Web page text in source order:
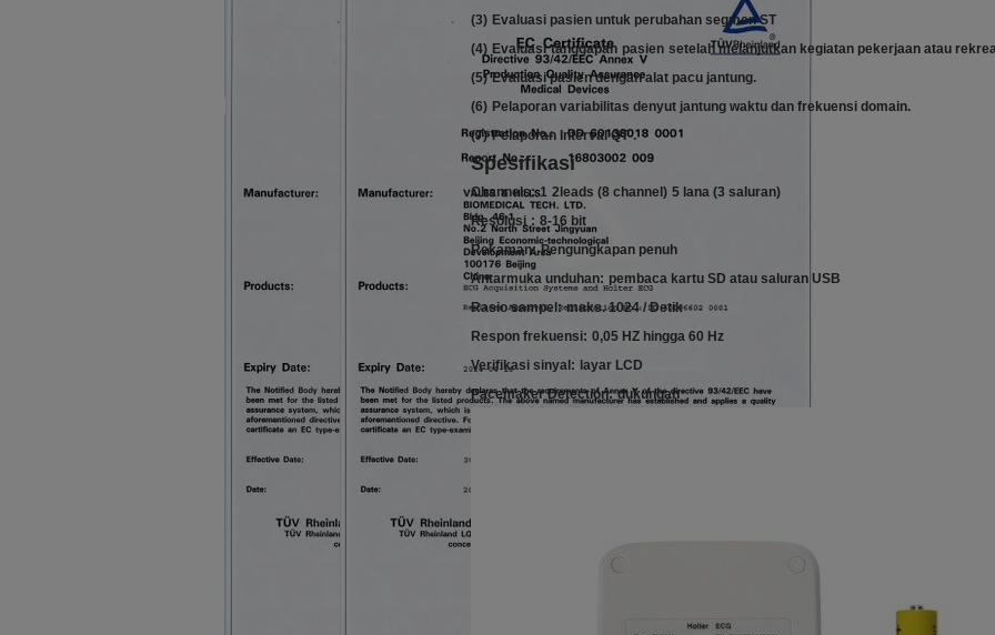
(3) Evaluasi pasien untuk perubahan segmen ST
(4) Evaluasi tanggapan pasien setelah melanjutkan kegiatan pekerjaan atau
(5) Evaluasi pasien dengan alat pacu jantung.
(6) Pelaporan variabilitas denyut jantung waktu dan frekuensi domain.
(7) Pelaporan Interval QT .
Spesifikasi
Channels: 1 2leads (8 channel) 5 lana (3 saluran)
Resolusi : 8-16 bit
Rekaman: Pengungkapan penuh
Antarmuka unduhan: pembaca kartu SD atau saluran USB
Rasio sampel: maks. 1024 / Detik
Respon frekuensi: 0,05 HZ hingga 60 Hz
Verifikasi sinyal: layar LCD
Pacemaker Detection: dukungan